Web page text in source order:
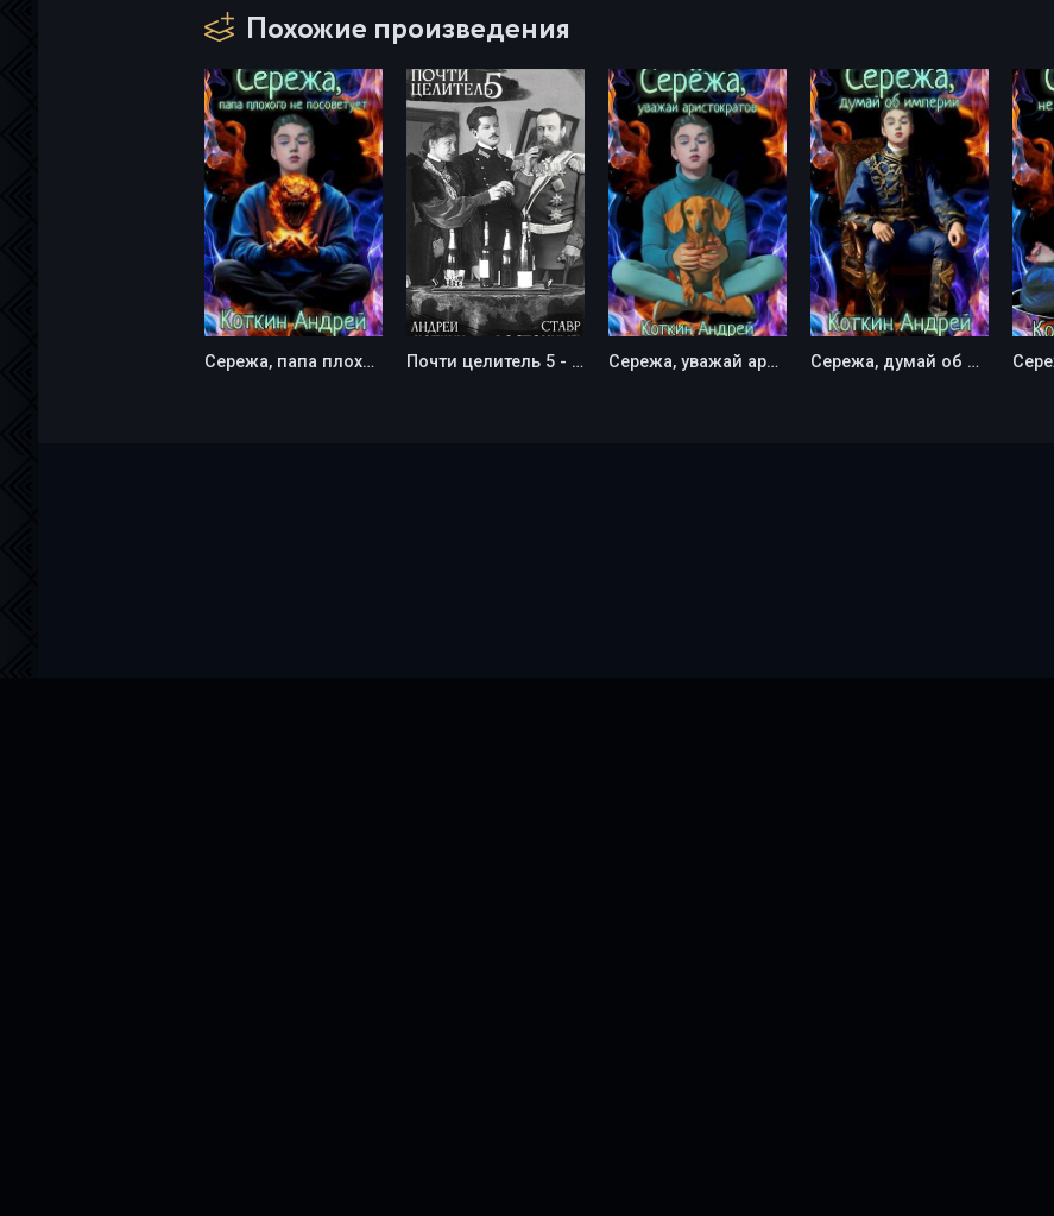
Похожие произведения
Сережа, папа плохого не посоветует - Андрей Коткин Почти целитель 5 - Андрей Коткин Сережа, уважай аристократов - Андрей Коткин Сережа, думай об империи - Андрей Коткин